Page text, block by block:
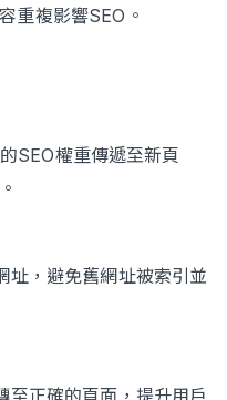
重複影響SEO。
SEO權重傳遞至新頁
址，避免舊網址被索引並